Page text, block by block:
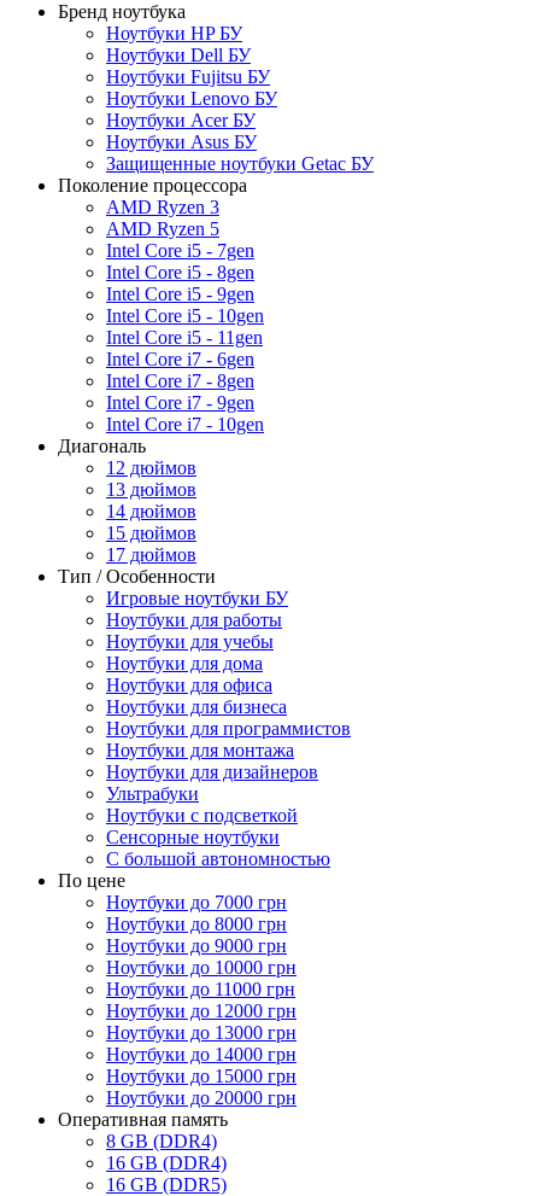
Бренд ноутбука
Ноутбуки HP БУ
Ноутбуки Dell БУ
Ноутбуки Fujitsu БУ
Ноутбуки Lenovo БУ
Ноутбуки Acer БУ
Ноутбуки Asus БУ
Защищенные ноутбуки Getac БУ
Поколение процессора
AMD Ryzen 3
AMD Ryzen 5
Intel Core i5 - 7gen
Intel Core i5 - 8gen
Intel Core i5 - 9gen
Intel Core i5 - 10gen
Intel Core i5 - 11gen
Intel Core i7 - 6gen
Intel Core i7 - 8gen
Intel Core i7 - 9gen
Intel Core i7 - 10gen
Диагональ
12 дюймов
13 дюймов
14 дюймов
15 дюймов
17 дюймов
Тип / Особенности
Игровые ноутбуки БУ
Ноутбуки для работы
Ноутбуки для учебы
Ноутбуки для дома
Ноутбуки для офиса
Ноутбуки для бизнеса
Ноутбуки для программистов
Ноутбуки для монтажа
Ноутбуки для дизайнеров
Ультрабуки
Ноутбуки с подсветкой
Сенсорные ноутбуки
С большой автономностью
По цене
Ноутбуки до 7000 грн
Ноутбуки до 8000 грн
Ноутбуки до 9000 грн
Ноутбуки до 10000 грн
Ноутбуки до 11000 грн
Ноутбуки до 12000 грн
Ноутбуки до 13000 грн
Ноутбуки до 14000 грн
Ноутбуки до 15000 грн
Ноутбуки до 20000 грн
Оперативная память
8 GB (DDR4)
16 GB (DDR4)
16 GB (DDR5)